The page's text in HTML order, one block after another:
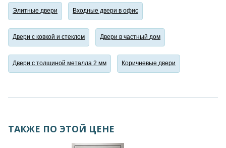
Элитные двери Входные двери в офис
Двери с ковкой и стеклом Двери в частный дом
Двери с толщиной металла 2 мм Коричневые двери
ТАКЖЕ ПО ЭТОЙ ЦЕНЕ